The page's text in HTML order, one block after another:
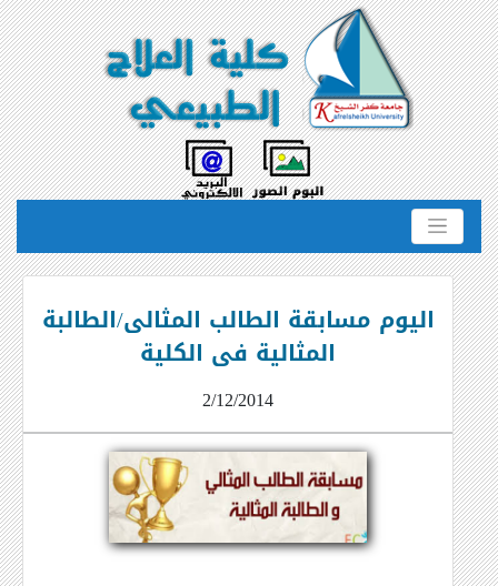
اليوم مسابقة الطالب المثالى/الطالبة
المثالية فى الكلية
2/12/2014